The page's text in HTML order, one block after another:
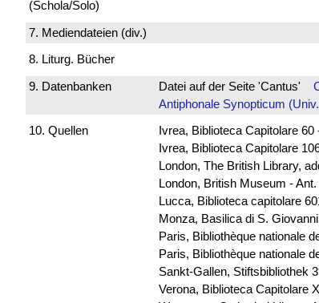
(Schola/Solo)
7. Mediendateien (div.)
8. Liturg. Bücher
9. Datenbanken
Datei auf der Seite 'Cantus'
Antiphonale Synopticum
10. Quellen
Ivrea, Biblioteca Capitolare
Ivrea, Biblioteca Capitolare
London, The British Library,
London, British Museum -
Lucca, Biblioteca capitolare
Monza, Basilica di S.
Paris, Bibliothèque nationale
Paris, Bibliothèque nationale
Sankt-Gallen, Stiftsbibliothek
Verona, Biblioteca Capitolare